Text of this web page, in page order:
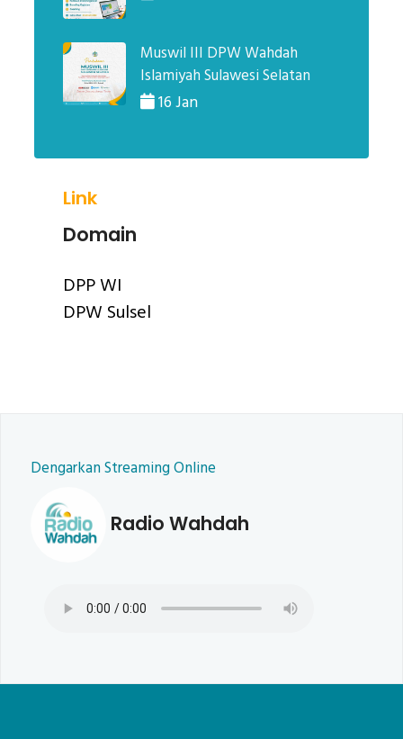
Muswil III DPW Wahdah
Islamiyah Sulawesi Selatan
16 Jan
Link
Domain
DPP WI
DPW Sulsel
Dengarkan Streaming Online
Radio Wahdah